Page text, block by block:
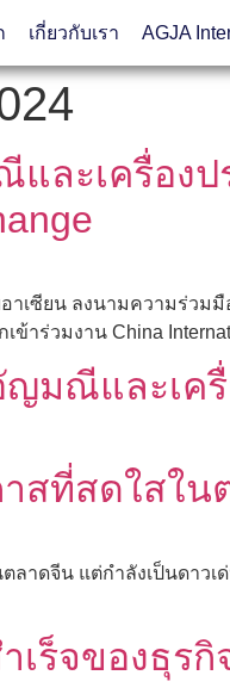
เกี่ยวกับเรา AGJA
ละเครื่องป
ยน ลงนามความร่วมมือกั
าร่วมงาน China
มณีและเค
สที่สดใสใน
ลาดจีน แต่กำลังเป็นดาว
ร็จของธุร